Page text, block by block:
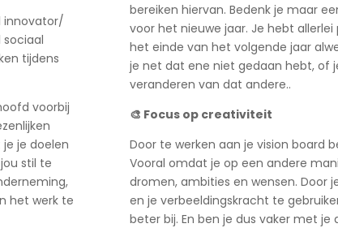
innovator/
sociaal
tijdens
voorbij
je doelen
stil te
het werk te
bereiken hiervan. Bedenk je maar
voor het nieuwe jaar. Je hebt
het einde van het volgende jaar
je net dat ene niet gedaan hebt, of
veranderen van dat andere..
🎨 Focus op creativiteit
Door te werken aan je vision board
Vooral omdat je op een andere
dromen, ambities en wensen. Door
en je verbeeldingskracht te
beter bij. En ben je dus vaker met